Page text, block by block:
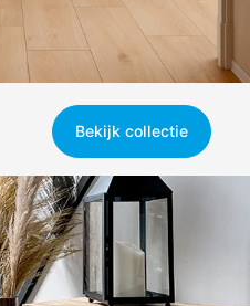
Bekijk collectie